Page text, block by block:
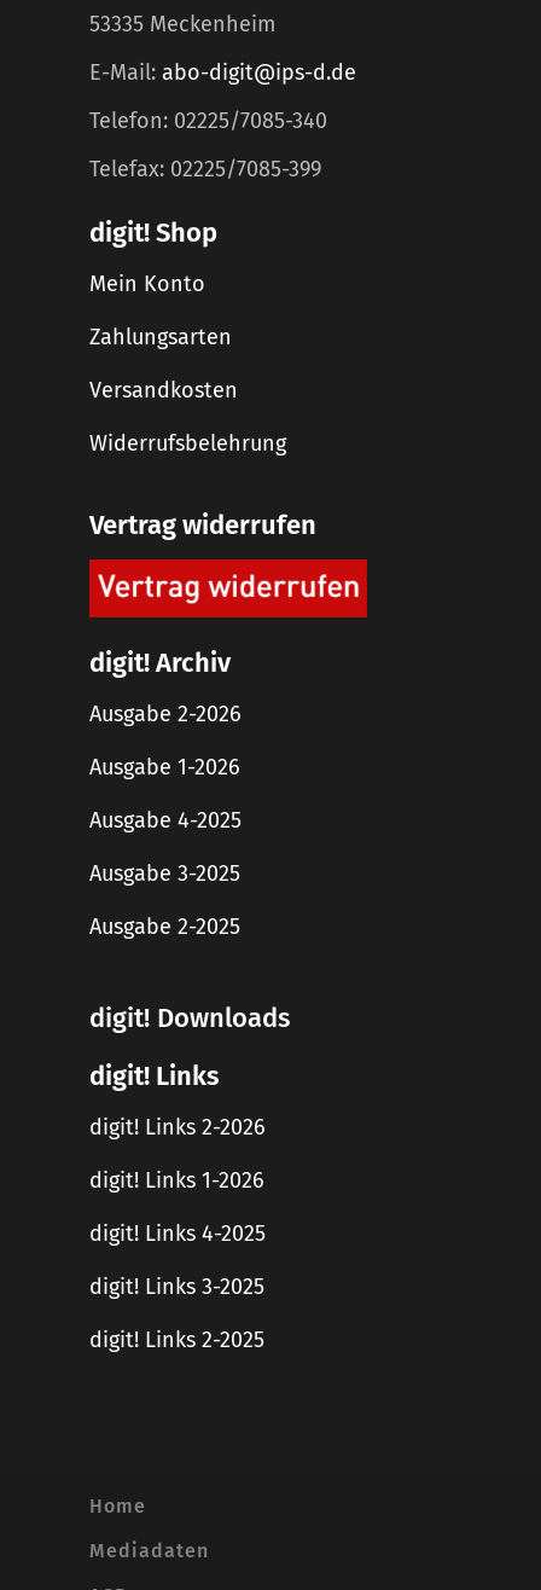
53335 Meckenheim
E-Mail: abo-digit@ips-d.de
Telefon: 02225/7085-340
Telefax: 02225/7085-399
digit! Shop
Mein Konto
Zahlungsarten
Versandkosten
Widerrufsbelehrung
Vertrag widerrufen
digit! Archiv
Ausgabe 2-2026
Ausgabe 1-2026
Ausgabe 4-2025
Ausgabe 3-2025
Ausgabe 2-2025
digit! Downloads
digit! Links
digit! Links 2-2026
digit! Links 1-2026
digit! Links 4-2025
digit! Links 3-2025
digit! Links 2-2025
Home
Mediadaten